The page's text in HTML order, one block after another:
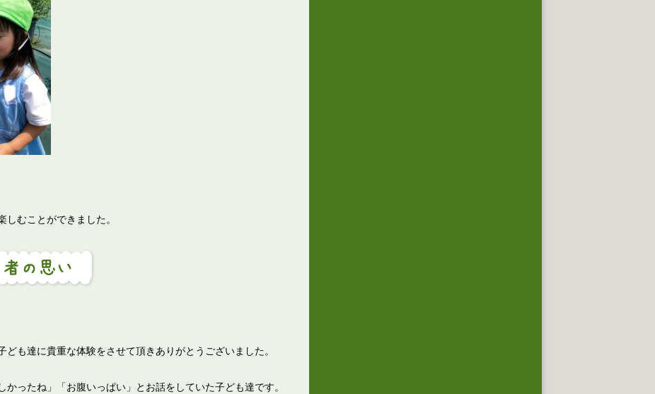
むことができました。
も達に貴重な体験をさせて頂きありがとうございました。
ったね」「お腹いっぱい」とお話をしていた子ども達です。